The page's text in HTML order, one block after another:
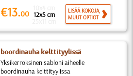
€13.00 12x5 cm
LISÄÄ KOKOJA,
MUUT OPTIOT
boordinauha kelttityylissä
Yksikerroksinen sabloni aiheelle
boordinauha kelttityylissä